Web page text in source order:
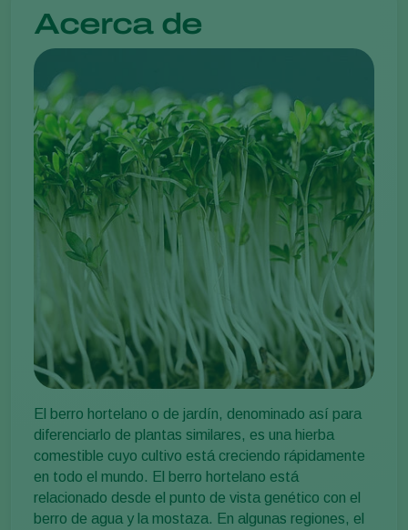
Acerca de
El berro hortelano o de jardín, denominado así para
diferenciarlo de plantas similares, es una hierba
comestible cuyo cultivo está creciendo rápidamente
en todo el mundo. El berro hortelano está
relacionado desde el punto de vista genético con el
berro de agua y la mostaza. En algunas regiones, el